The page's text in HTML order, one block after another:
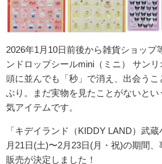
2026年1月10日前後から雑貨ショップ
ンドロップシールmini（ミニ） サンリ
頭に並んでも「秒」で消え、出会う
ぶり。まだ実物を見たことがないと
気アイテムです。
「キデイランド（KIDDY LAND）武蔵
月21日(土)〜2月23日(月・祝)の期間、
販売が決定しました！